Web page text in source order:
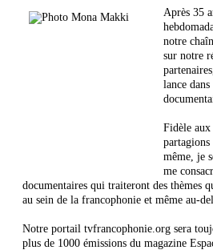
Après 35
notre
sur notre
partenaires,
lance
Fidèle aux
même, je
me
documentaires qui traiteront des thèmes
au sein de la francophonie et même au-
Notre portail tvfrancophonie.org sera
plus de 1000 émissions du magazine